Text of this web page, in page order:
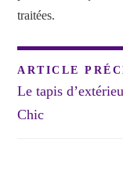
traitées.
Navigation
de
l’article
ARTICLE
Le tapis
Chic